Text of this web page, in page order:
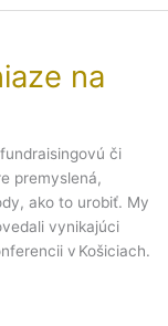
na
či
premyslená,
ako to urobiť. My
vynikajúci
v Košiciach.